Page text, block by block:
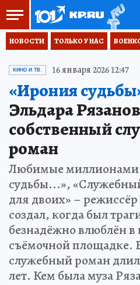
НОВОСТИ ТОЛЬКО У НАС
КИНО И ТВ. 16 января 2026 12:47
«Ирония
Эльдара
собственный
роман
Любимые
судьбы...»,
для двоих» –
создал, когда был
безнадёжно влюблён в
съёмочной площадке.
служебный роман
лет. Кем была муза